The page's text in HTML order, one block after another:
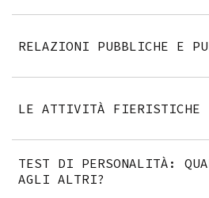
RELAZIONI PUBBLICHE E
LE ATTIVITÀ FIERISTICHE
TEST DI PERSONALITÀ:
AGLI ALTRI?